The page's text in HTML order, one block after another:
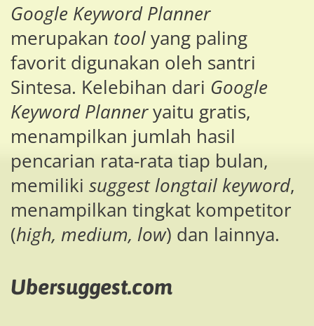
Google Keyword Planner
merupakan tool yang paling
favorit digunakan oleh santri
Sintesa. Kelebihan dari Google
Keyword Planneryaitu gratis,
menampilkan jumlah hasil
pencarian rata-rata tiap bulan,
memiliki suggest longtail keyword,
menampilkan tingkat kompetitor
(high, medium, low) dan lainnya.
Ubersuggest.com